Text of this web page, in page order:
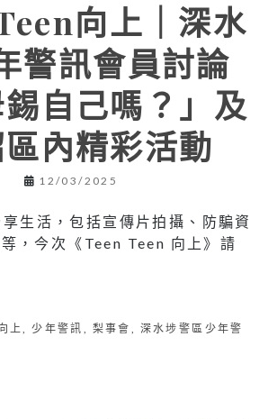
向上｜深水
警訊會員討論
錫自己嗎？」及
內精彩活動
12/03/2025
生活，包括宣傳片拍攝、防騙資
，今次《Teen Teen 向上》請
上 ,少年警訊 梨事會
深水埗警區少年警